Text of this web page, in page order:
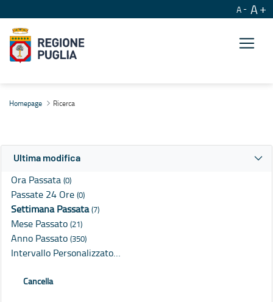
A A
Homepage Ricerca
Ultima modifica
Ora Passata (0)
Passate 24 Ore (0)
Settimana Passata(7)
Mese Passato (21)
Anno Passato (350)
Intervallo Personalizzato…
Cancella